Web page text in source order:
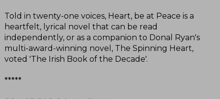
Told in twenty-one voices, Heart, be at Peace is a
heartfelt, lyrical novel that can be read
independently, or as a companion to Donal Ryan's
multi-award-winning novel, The Spinning Heart,
voted 'The Irish Book of the Decade'.
*****